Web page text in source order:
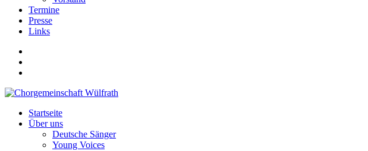
Termine
Presse
Links
Startseite
Über uns
Deutsche Sänger
Young Voices